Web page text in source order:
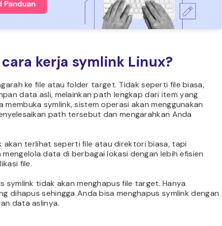
kerja symlink Linux?
ke file atau folder target. Tidak seperti file biasa,
data asli, melainkan path lengkap dari item yang
symlink, sistem operasi akan menggunakan
path tersebut dan mengarahkan Anda
akan terlihat seperti file atau direktori biasa, tapi
mengelola data di berbagai lokasi dengan lebih efisien
file.
symlink tidak akan menghapus file target. Hanya
dihapus sehingga Anda bisa menghapus symlink dengan
data aslinya.